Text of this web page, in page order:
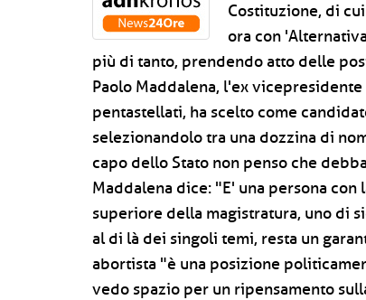
Costituzione, di
ora con
più di tanto, prendendo atto delle
Paolo Maddalena, l'ex
pentastellati, ha scelto come
selezionandolo tra una dozzina di
capo dello Stato non penso che
Maddalena dice: "E' una persona
superiore della magistratura, uno di
al di là dei singoli temi, resta un
abortista "è una posizione
vedo spazio per un ripensamento